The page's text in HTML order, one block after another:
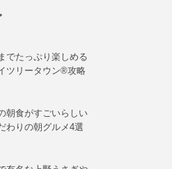
でたっぷり楽しめる
ツリータウン®攻略
朝食がすごいらしい
わりの朝グルメ4選